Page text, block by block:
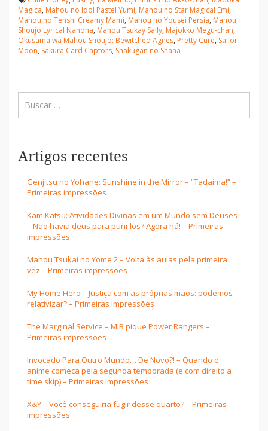
Magica, Mahou no Idol Pastel Yumi, Mahou no Star Magical Emi,
Mahou no Tenshi Creamy Mami, Mahou no Yousei Persia, Mahou
Shoujo Lyrical Nanoha, Mahou Tsukay Sally, Majokko Megu-chan,
Okusama wa Mahou Shoujo: Bewitched Agnes, Pretty Cure, Sailor
Moon, Sakura Card Captors, Shakugan no Shana
Artigos recentes
Genjitsu no Yohane: Sunshine in the Mirror – “Tadaima!” –
Primeiras impressões
KamiKatsu: Atividades Divinas em um Mundo sem Deuses
– Não havia deus para puni-los? Agora há! – Primeiras
impressões
Mahou Tsukai no Yome 2 – Volta às aulas pela primeira
vez – Primeiras impressões
My Home Hero – Justiça com as próprias mãos: podemos
relativizar? – Primeiras impressões
The Marginal Service – MIB pique Power Rangers –
Primeiras impressões
Invocado Para Outro Mundo… De Novo?! – Quando o
anime começa pela segunda temporada (e com direito a
time skip) – Primeiras impressões
X&Y – Você conseguiria fugir desse quarto? – Primeiras
impressões